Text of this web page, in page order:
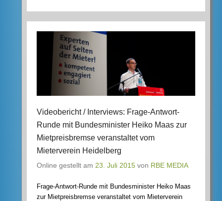
Videobericht / Interviews: Frage-Antwort-
Runde mit Bundesminister Heiko Maas zur
Mietpreisbremse veranstaltet vom
Mieterverein Heidelberg
Online gestellt am 23. Juli 2015 von RBE MEDIA
Frage-Antwort-Runde mit Bundesminister Heiko Maas
zur Mietpreisbremse veranstaltet vom Mieterverein